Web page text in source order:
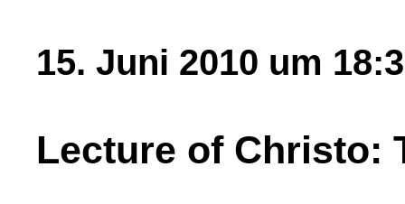
15. Juni 2010 um
Lecture of Christo: